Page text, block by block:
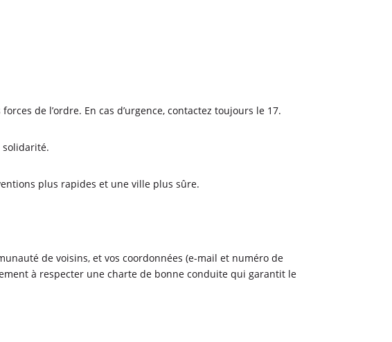
de l’ordre. En cas d’urgence, contactez toujours le 17.
solidarité.
plus rapides et une ville plus sûre.
de voisins, et vos coordonnées (e-mail et numéro de
à respecter une charte de bonne conduite qui garantit le